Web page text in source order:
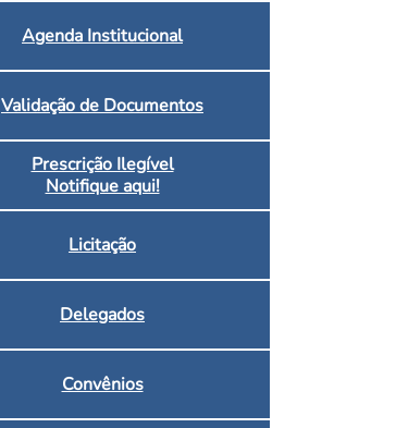
Agenda Institucional
Validação de Documentos
Prescrição Ilegível
Notifique aqui!
Licitação
Delegados
Convênios